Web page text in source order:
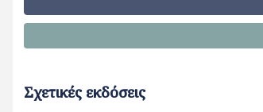
Σχετικές εκδόσεις